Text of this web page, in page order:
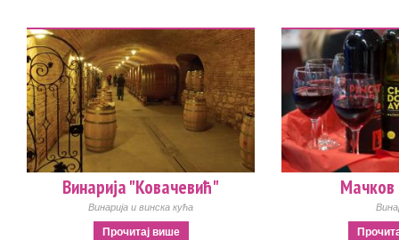
Винарија "Ковачевић"
Винарија и винска кућа
Прочитај више